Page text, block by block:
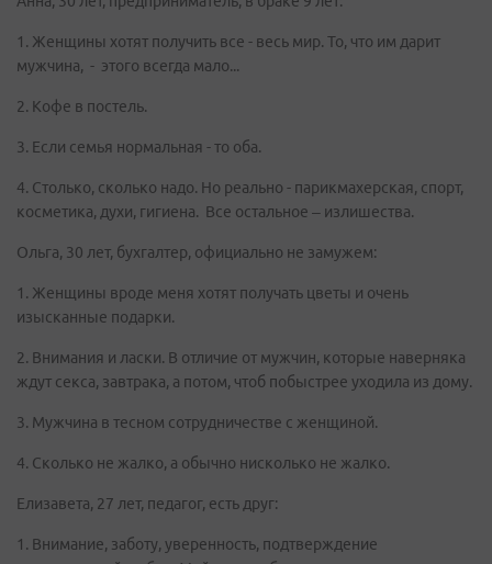
1. Женщины хотят получить все - весь мир. То, что им дарит
мужчина, - этого всегда мало...
2. Кофе в постель.
3. Если семья нормальная - то оба.
4. Столько, сколько надо. Но реально - парикмахерская, спорт,
косметика, духи, гигиена. Все остальное – излишества.
Ольга, 30 лет, бухгалтер, официально не замужем:
1. Женщины вроде меня хотят получать цветы и очень
изысканные подарки.
2. Внимания и ласки. В отличие от мужчин, которые наверняка
ждут секса, завтрака, а потом, чтоб побыстрее уходила из дому.
3. Мужчина в тесном сотрудничестве с женщиной.
4. Сколько не жалко, а обычно нисколько не жалко.
Елизавета, 27 лет, педагог, есть друг:
1. Внимание, заботу, уверенность, подтверждение